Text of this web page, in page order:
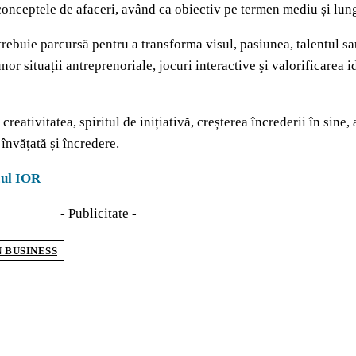
de afaceri, având ca obiectiv pe termen mediu și
parcursă pentru a transforma visul, pasiunea, talentul
situații antreprenoriale, jocuri interactive şi
spiritul de inițiativă, creșterea încrederii în sine,
și încredere.
IOR
- Publicitate -
BUSINESS